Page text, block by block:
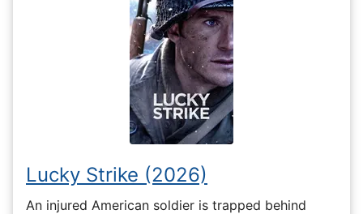
Lucky Strike (2026)
An injured American soldier is trapped behind